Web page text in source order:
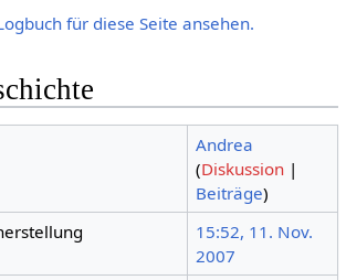
für diese Seite ansehen.
Andrea
(Diskussion |
Beiträge)
15:52, 11. Nov.
2007